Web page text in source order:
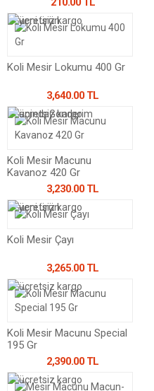
Koli Mesir Lokumu 400 Gr
3,640.00 TL
Koli Mesir Macunu
Kavanoz 420 Gr
3,230.00 TL
Koli Mesir Çayı
3,265.00 TL
Koli Mesir Macunu Special
195 Gr
2,390.00 TL